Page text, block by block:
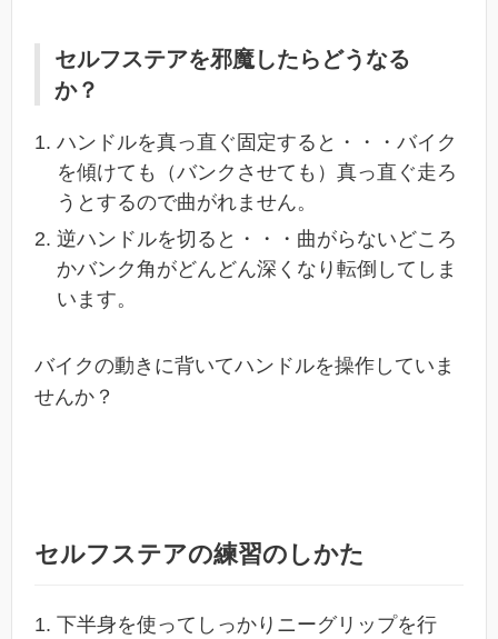
セルフステアを邪魔したらどうなる
か？
ハンドルを真っ直ぐ固定すると・・・バイク
を傾けても（バンクさせても）真っ直ぐ走ろ
うとするので曲がれません。
逆ハンドルを切ると・・・曲がらないどころ
かバンク角がどんどん深くなり転倒してしま
います。
バイクの動きに背いてハンドルを操作していま
せんか？
セルフステアの練習のしかた
下半身を使ってしっかりニーグリップを行